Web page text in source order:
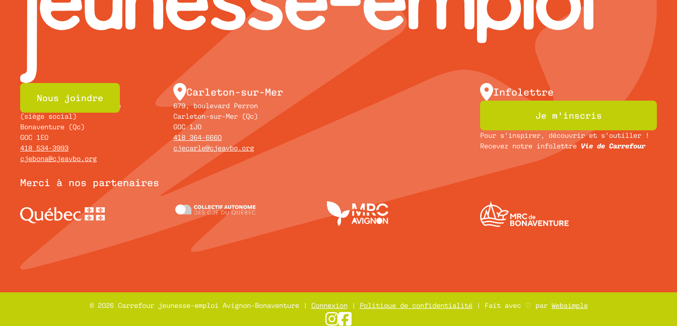
Nous joindre
193B, avenue de Grand-Pré
(siège social)
Bonaventure (Qc)
G0C 1E0
418 534-3993
cjebona@cjeavbo.org
Carleton-sur-Mer
679, boulevard Perron
Carleton-sur-Mer (Qc)
G0C 1J0
418 364-6660
cjecarle@cjeavbo.org
Infolettre
Je m'inscris
Pour s’inspirer, découvrir et s’outiller !
Recevez notre infolettre Vie de Carrefour
Merci à nos partenaires
© 2026 Carrefour jeunesse-emploi Avignon-Bonaventure | Connexion| Politique de confidentialité| Fait avec ♡ par Websimple